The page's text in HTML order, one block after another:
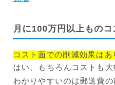
月に100万円以上もの
コスト面での削減効果はあ
はい、もちろんコストも大
わかりやすいのは郵送費